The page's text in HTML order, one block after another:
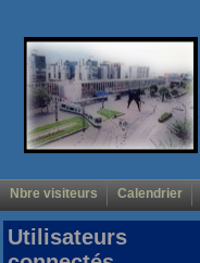
Nbre visiteurs Calendrier
Utilisateurs